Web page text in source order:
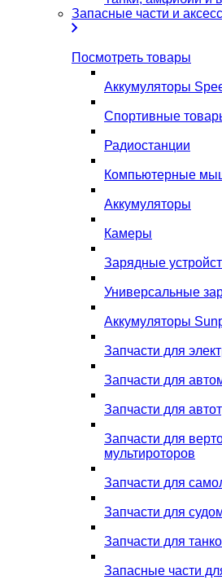
Запасные части и
Посмотреть товары
Аккумуляторы
Спортивные
Радиостанции
Компьютерные
Аккумуляторы
Камеры
Зарядные
Универсальные
Аккумуляторы
Запчасти для
Запчасти для
Запчасти для
Запчасти для
мультироторов
Запчасти для
Запчасти для
Запчасти для
Запасные части